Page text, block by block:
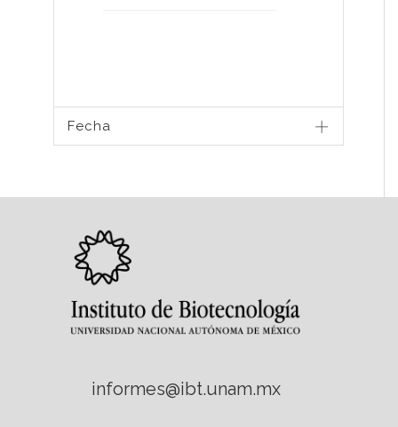
Fecha
informes@ibt.unam.mx